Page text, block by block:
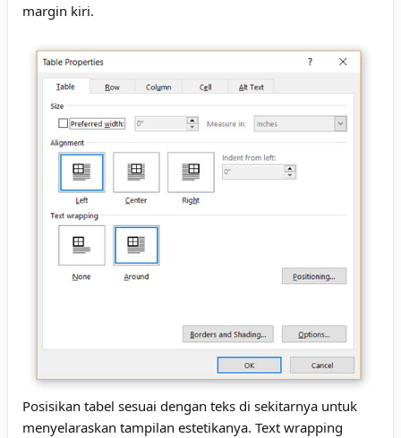
margin kiri.
Posisikan tabel sesuai dengan teks di sekitarnya untuk
menyelaraskan tampilan estetikanya. Text wrapping